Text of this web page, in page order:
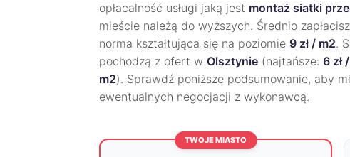
opłacalność usługi jaką jest montaż siatki
mieście należą do wyższych. Średnio
norma kształtująca się na poziomie 9 zł / m2.
pochodzą z ofert w Olsztynie (najtańsze: 6 zł
m2). Sprawdź poniższe podsumowanie, aby
ewentualnych negocjacji z wykonawcą.
TWOJE MIASTO